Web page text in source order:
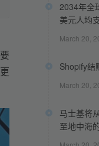
2034年全
美元人均
March 20,
Shopify结
March 20,
马士基将
至地中海